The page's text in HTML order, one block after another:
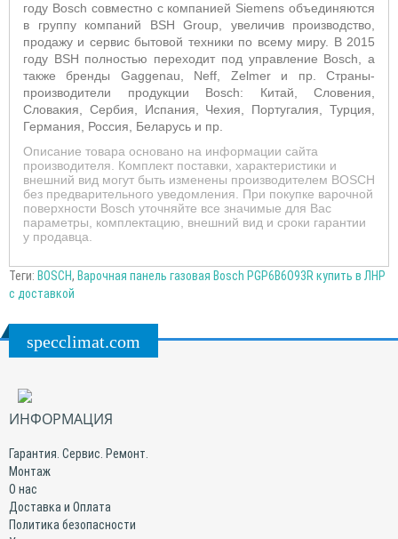
году Bosch совместно с компанией Siemens объединяются
в группу компаний BSH Group, увеличив производство,
продажу и сервис бытовой техники по всему миру. В 2015
году BSH полностью переходит под управление Bosch, а
также бренды Gaggenau, Neff, Zelmerи пр. Страны-
производители продукции Bosch: Китай, Словения,
Словакия, Сербия, Испания, Чехия, Португалия, Турция,
Германия, Россия, Беларусь и пр.
Описание товара основано на информации сайта
производителя. Комплект поставки, характеристики и
внешний вид могут быть изменены производителем BOSCH
без предварительного уведомления. При покупке варочной
поверхности Bosch уточняйте все значимые для Вас
параметры, комплектацию, внешний вид и сроки гарантии
у продавца.
Теги: BOSCH, Варочная панель газовая Bosch PGP6B6O93R купить в ЛНР
с доставкой
specclimat.com
ИНФОРМАЦИЯ
Гарантия. Сервис. Ремонт.
Монтаж
О нас
Доставка и Оплата
Политика безопасности